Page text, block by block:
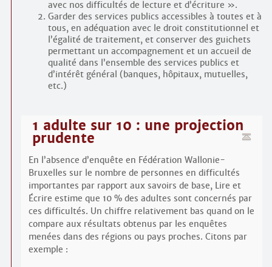
avec nos difficultés de lecture et d’écriture ».
Garder des services publics accessibles à toutes et à
tous, en adéquation avec le droit constitutionnel et
l’égalité de traitement, et conserver des guichets
permettant un accompagnement et un accueil de
qualité dans l’ensemble des services publics et
d’intérêt général (banques, hôpitaux, mutuelles,
etc.)
1 adulte sur 10 : une projection
prudente
En l’absence d’enquête en Fédération Wallonie-
Bruxelles sur le nombre de personnes en difficultés
importantes par rapport aux savoirs de base, Lire et
Écrire estime que 10 % des adultes sont concernés par
ces difficultés. Un chiffre relativement bas quand on le
compare aux résultats obtenus par les enquêtes
menées dans des régions ou pays proches. Citons par
exemple :